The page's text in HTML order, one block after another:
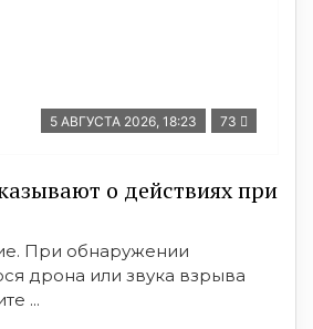
5 АВГУСТА 2026, 18:23 73
о действиях при
При обнаружении
дрона или звука взрыва
...